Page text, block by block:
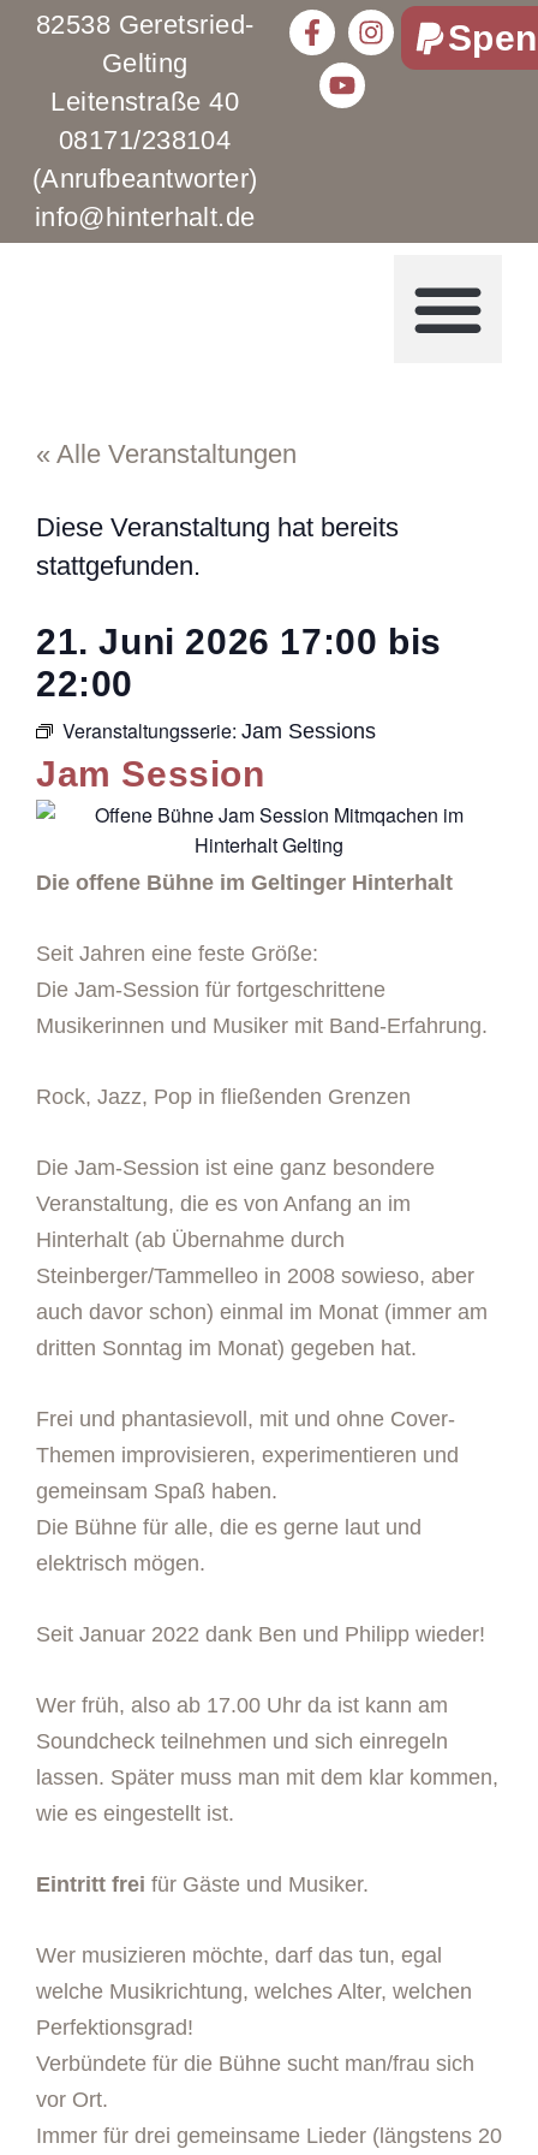
82538 Geretsried-
Gelting
Leitenstraße 40
08171/238104
(Anrufbeantworter)
info@hinterhalt.de
« Alle Veranstaltungen
Diese Veranstaltung hat bereits
stattgefunden.
21. Juni 2026 17:00 bis
22:00
Veranstaltungsserie: Jam Sessions
Jam Session
Die offene Bühne im Geltinger Hinterhalt
Seit Jahren eine feste Größe:
Die Jam-Session für fortgeschrittene
Musikerinnen und Musiker mit Band-Erfahrung.
Rock, Jazz, Pop in fließenden Grenzen
Die Jam-Session ist eine ganz besondere
Veranstaltung, die es von Anfang an im
Hinterhalt (ab Übernahme durch
Steinberger/Tammelleo in 2008 sowieso, aber
auch davor schon) einmal im Monat (immer am
dritten Sonntag im Monat) gegeben hat.
Frei und phantasievoll, mit und ohne Cover-
Themen improvisieren, experimentieren und
gemeinsam Spaß haben.
Die Bühne für alle, die es gerne laut und
elektrisch mögen.
Seit Januar 2022 dank Ben und Philipp wieder!
Wer früh, also ab 17.00 Uhr da ist kann am
Soundcheck teilnehmen und sich einregeln
lassen. Später muss man mit dem klar kommen,
wie es eingestellt ist.
Eintritt frei für Gäste und Musiker.
Wer musizieren möchte, darf das tun, egal
welche Musikrichtung, welches Alter, welchen
Perfektionsgrad!
Verbündete für die Bühne sucht man/frau sich
vor Ort.
Immer für drei gemeinsame Lieder (längstens 20